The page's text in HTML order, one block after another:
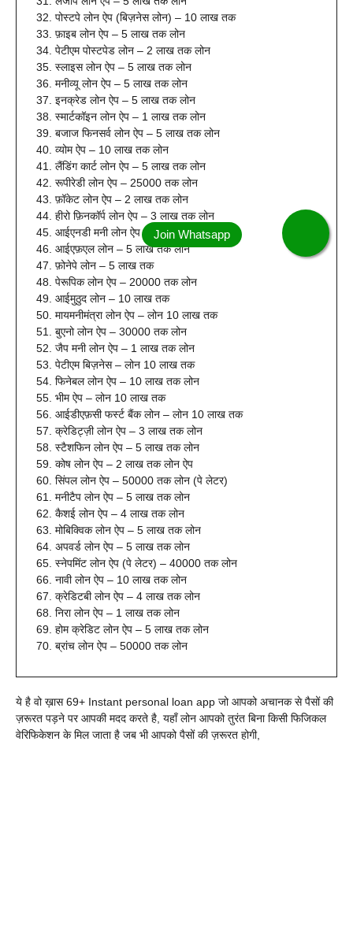
पोस्टपे लोन ऐप (बिज़नेस लोन) – 10 लाख तक
फ़ाइब लोन ऐप – 5 लाख तक लोन
पेटीएम पोस्टपेड लोन – 2 लाख तक लोन
स्लाइस लोन ऐप – 5 लाख तक लोन
मनीव्यू लोन ऐप – 5 लाख तक लोन
इनक्रेड लोन ऐप – 5 लाख तक लोन
स्मार्टकॉइन लोन ऐप – 1 लाख तक लोन
बजाज फिनसर्व लोन ऐप – 5 लाख तक लोन
व्योम ऐप – 10 लाख तक लोन
लैंडिंग कार्ट लोन ऐप – 5 लाख तक लोन
रूपीरेडी लोन ऐप – 25000 तक लोन
फ़ॉकेट लोन ऐप – 2 लाख तक लोन
हीरो फ़िनकॉर्प लोन ऐप – 3 लाख तक लोन
आईएनडी मनी लोन ऐप – 10000 तक लोन
आईएफ़एल लोन – 5 लाख तक लोन
फ़ोनेपे लोन – 5 लाख तक
पेरूपिक लोन ऐप – 20000 तक लोन
आईमुठुद लोन – 10 लाख तक
मायमनीमंत्रा लोन ऐप – लोन 10 लाख तक
बुएनो लोन ऐप – 30000 तक लोन
जैप मनी लोन ऐप – 1 लाख तक लोन
पेटीएम बिज़नेस – लोन 10 लाख तक
फिनेबल लोन ऐप – 10 लाख तक लोन
भीम ऐप – लोन 10 लाख तक
आईडीएफ़सी फर्स्ट बैंक लोन – लोन 10 लाख तक
क्रेडिट्ज़ी लोन ऐप – 3 लाख तक लोन
स्टैशफिन लोन ऐप – 5 लाख तक लोन
कोष लोन ऐप – 2 लाख तक लोन ऐप
सिंपल लोन ऐप – 50000 तक लोन (पे लेटर)
मनीटैप लोन ऐप – 5 लाख तक लोन
कैशई लोन ऐप – 4 लाख तक लोन
मोबिक्विक लोन ऐप – 5 लाख तक लोन
अपवर्ड लोन ऐप – 5 लाख तक लोन
स्नेपमिंट लोन ऐप (पे लेटर) – 40000 तक लोन
नावी लोन ऐप – 10 लाख तक लोन
क्रेडिटबी लोन ऐप – 4 लाख तक लोन
निरा लोन ऐप – 1 लाख तक लोन
होम क्रेडिट लोन ऐप – 5 लाख तक लोन
ब्रांच लोन ऐप – 50000 तक लोन
ये है वो ख़ास 69+ Instant personal loan app जो आपको अचानक से पैसों की
ज़रूरत पड़ने पर आपकी मदद करते है, यहाँ लोन आपको तुरंत बिना किसी फिजिकल
वेरिफिकेशन के मिल जाता है जब भी आपको पैसों की ज़रूरत होगी,